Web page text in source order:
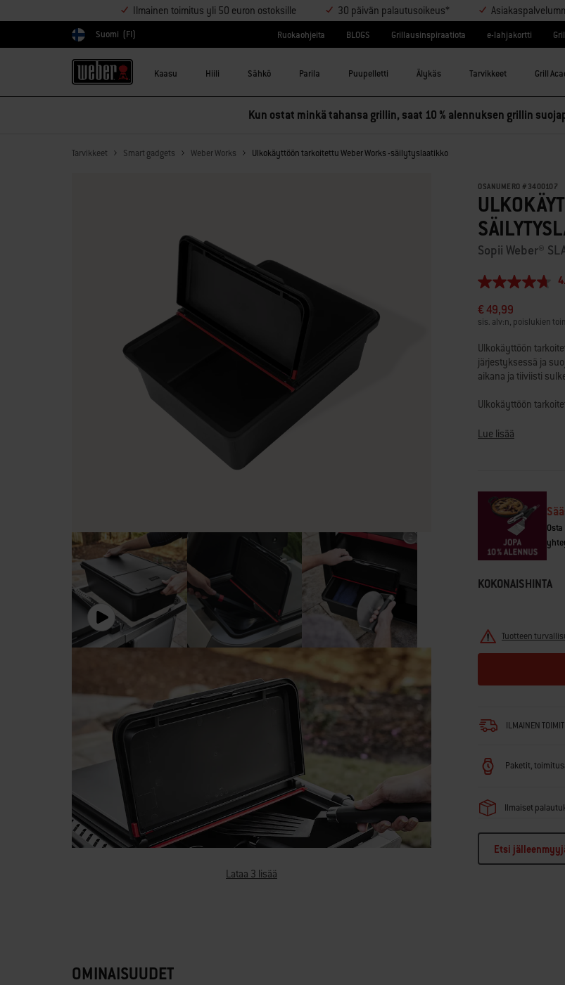
Ilmainen toimitus yli 50 euron ostoksille 30 päivän palautusoikeus*
Valitse maa
Suomi (FI) Ruokaohjeita BLOGS Grillausinspiraatiota e-lahjakortti
Kaasu Hiili Sähkö Parila Puupelletti Älykäs Tarvikkeet Grill
Kun ostat minkä tahansa grillin, saat 10 % alennuksen grillin
Tarvikkeet Smart gadgets Weber Works Ulkokäyttöön tarkoitettu Weber Works -säilytyslaatikko
Lataa 3 lisää
OSANUMERO # 3400107
Sopii Weber®
4.7
5
tähteä,
keskimääräinen
arvosana.
Read
23
Reviews.
sivun
linkki.
€ 49,99
sis. alv:n, poislukien
Ulkokäyttöön
järjestyksessä ja
aikana ja tiiviisti
Ulkokäyttöön
cm Premium-
• Solahtaa Weber
• Helppo liu'uttaa
• Saranallinen
• Weber Works -
Lue lisää
KOKONAISHINTA
Tuotteen
ILMAINEN
Paketit,
Ilmaiset
Etsi
OMINAISUUDET